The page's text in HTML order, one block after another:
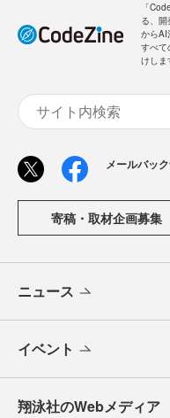
「
る、
からAI
すべて
けしま
メールバッ
寄稿・取材企画募集
ニュース
イベント
翔泳社のWebメディア